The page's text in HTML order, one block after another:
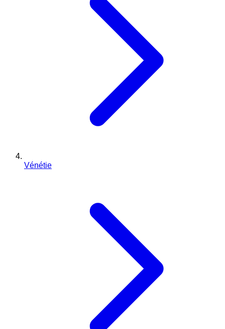
Vénétie